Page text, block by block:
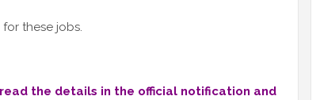
these jobs.
the details in the official notification and